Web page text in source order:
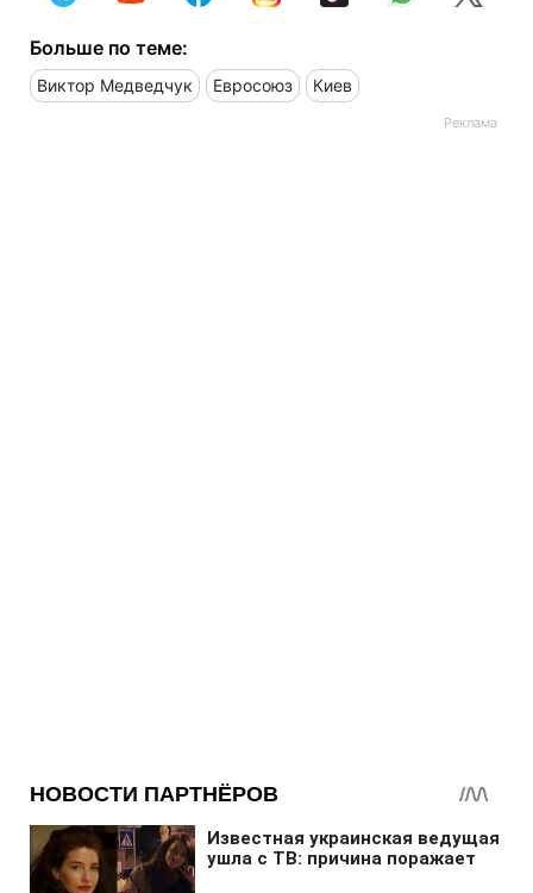
Больше по теме:
Виктор Медведчук Евросоюз Киев